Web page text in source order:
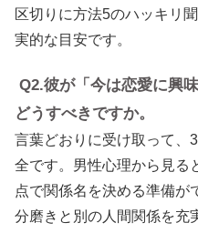
区切りに方法5のハッキリ
実的な目安です。
Q2.彼が「今は恋愛に興
どうすべきですか。
言葉どおりに受け取って、
全です。男性心理から見る
点で関係名を決める準備が
分磨きと別の人間関係を充